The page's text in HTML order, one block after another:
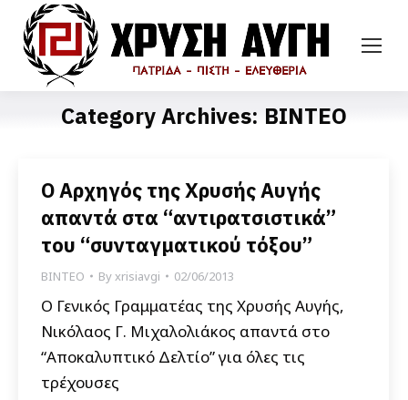
Category Archives: ΒΙΝΤΕΟ
Ο Αρχηγός της Χρυσής Αυγής
απαντά στα “αντιρατσιστικά”
του “συνταγματικού τόξου”
ΒΙΝΤΕΟ Byxrisiavgi 02/06/2013
Ο Γενικός Γραμματέας της Χρυσής Αυγής,
Νικόλαος Γ. Μιχαλολιάκος απαντά στο
“Αποκαλυπτικό Δελτίο” για όλες τις
τρέχουσες